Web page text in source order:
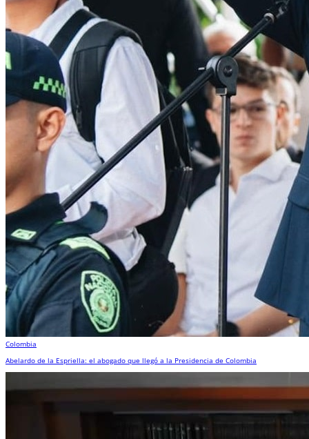
Colombia
Abelardo de la Espriella: el abogado que llegó a la Presidencia de Colombia